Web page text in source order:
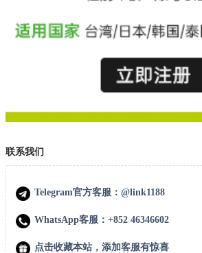
联系我们
Telegram官方客服：@link1188
WhatsApp客服：+852 46346602
点击收藏本站，添加客服有惊喜